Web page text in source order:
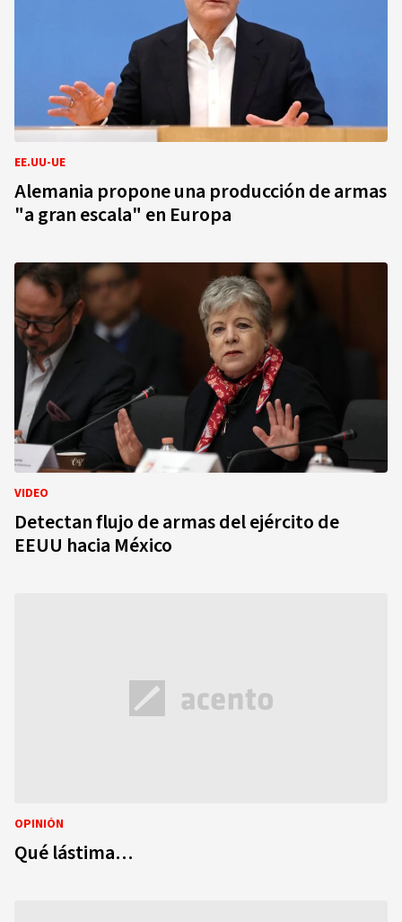
EE.UU-UE
Alemania propone una producción de armas
"a gran escala" en Europa
VIDEO
Detectan flujo de armas del ejército de
EEUU hacia México
OPINIÓN
Qué lástima…